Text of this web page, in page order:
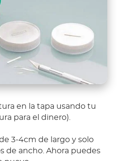
en la tapa usando tu
para el dinero).
3-4cm de largo y solo
de ancho. Ahora puedes